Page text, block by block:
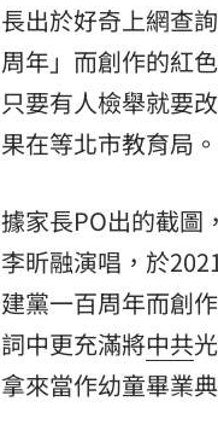
長出於好奇上網查
周年」而創作的紅
只要有人檢舉就要
果在等北市教育局。
據家長PO出的截圖
李昕融演唱，於
建黨一百周年而創
詞中更充滿將中共
拿來當作幼童畢業